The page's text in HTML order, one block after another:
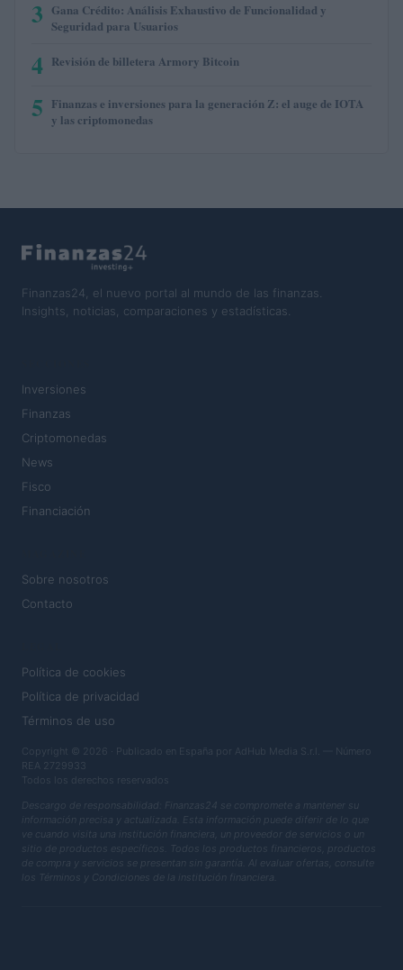
3 Gana Crédito: Análisis Exhaustivo de Funcionalidad y
Seguridad para Usuarios
4 Revisión de billetera Armory Bitcoin
5 Finanzas e inversiones para la generación Z: el auge de IOTA
y las criptomonedas
Finanzas24, el nuevo portal al mundo de las finanzas.
Insights, noticias, comparaciones y estadísticas.
Inversiones
Finanzas
Criptomonedas
News
Fisco
Financiación
Sobre nosotros
Contacto
Política de cookies
Política de privacidad
Términos de uso
Copyright © 2026 · Publicado en España por AdHub Media S.r.l. — Número
REA 2729933
Todos los derechos reservados
Descargo de responsabilidad: Finanzas24 se compromete a mantener su
información precisa y actualizada. Esta información puede diferir de lo que
ve cuando visita una institución financiera, un proveedor de servicios o un
sitio de productos específicos. Todos los productos financieros, productos
de compra y servicios se presentan sin garantía. Al evaluar ofertas, consulte
los Términos y Condiciones de la institución financiera.